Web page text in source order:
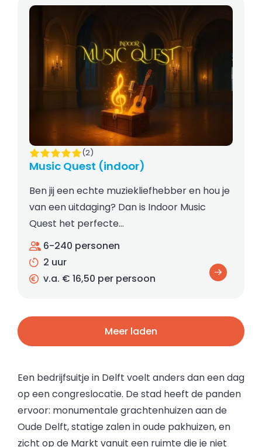
Music Quest (indoor)
(2)
Ben jij een echte muziekliefhebber en hou je
van een uitdaging? Dan is Indoor Music
Quest het perfecte…
6-240 personen
2 uur
v.a. € 16,50 per persoon
Meer laden
Een bedrijfsuitje in Delft voelt anders dan een dag
op een congreslocatie. De stad heeft de panden
ervoor: monumentale grachtenhuizen aan de
Oude Delft, statige zalen in oude pakhuizen, en
zicht op de Markt vanuit een ruimte die je niet